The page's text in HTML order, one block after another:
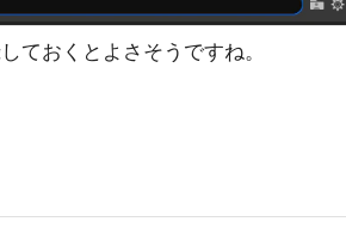
ておくとよさそうですね。